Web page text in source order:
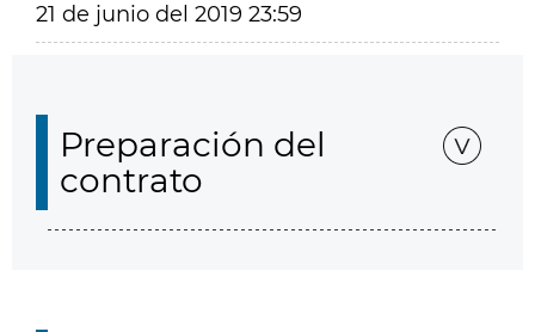
21 de junio del 2019 23:59
Preparación del
contrato